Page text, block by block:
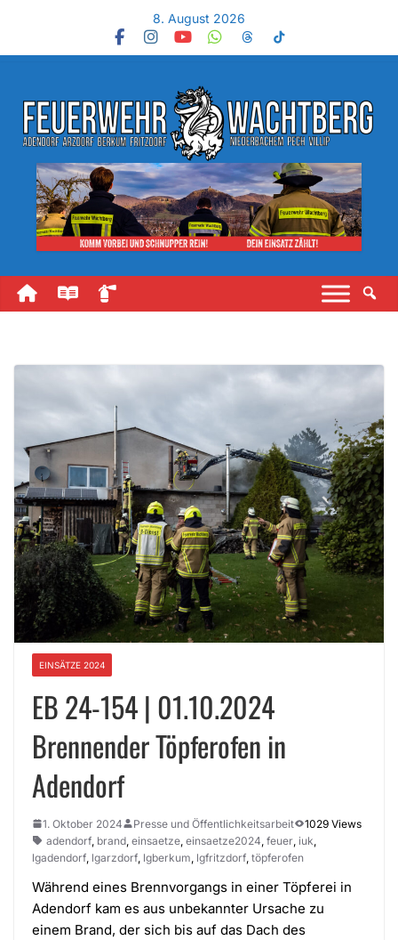
8. August 2026
EINSÄTZE 2024
EB 24-154 | 01.10.2024
Brennender Töpferofen in
Adendorf
1. Oktober 2024 Presse und Öffentlichkeitsarbeit
1029 Views
adendorf brand einsaetze einsaetze2024 feuer iuk
lgadendorf lgarzdorf lgberkum lgfritzdorf töpferofen
Während eines Brennvorgangs in einer Töpferei in
Adendorf kam es aus unbekannter Ursache zu
einem Brand, der sich bis auf das Dach des